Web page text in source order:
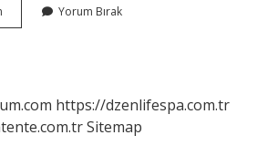
Bölü
Yorum Bırak
https://dzenlifespa.com.tr
Sitemap